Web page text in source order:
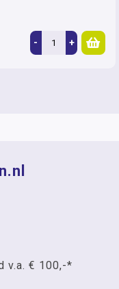
- +
v.a. € 100,-*